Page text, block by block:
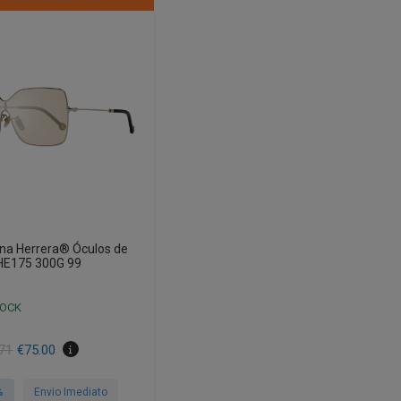
Herrera® Óculos de
300G 99
€75.00
Envio Imediato